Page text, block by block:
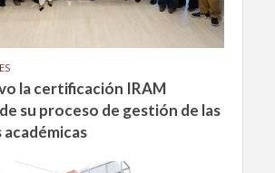
la certificación IRAM
su proceso de gestión de las